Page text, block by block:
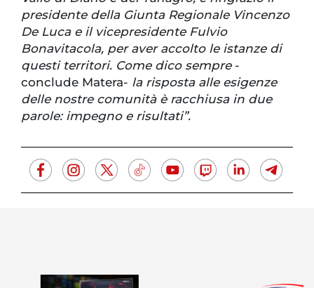
presidente della Giunta Regionale Vincenzo
De Luca e il vicepresidente Fulvio
Bonavitacola, per aver accolto le istanze di
questi territori. Come dico sempre-
conclude Matera- la risposta alle esigenze
delle nostre comunità è racchiusa in due
parole: impegno e risultati”.